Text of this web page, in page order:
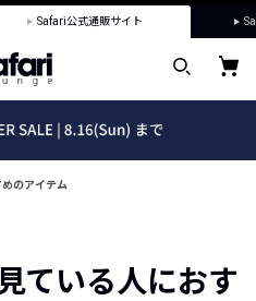
Safari公式通販サイト
のアイテム
ている人におす